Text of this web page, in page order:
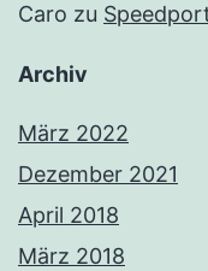
Caro zu
Archiv
März 2022
Dezember 2021
April 2018
März 2018